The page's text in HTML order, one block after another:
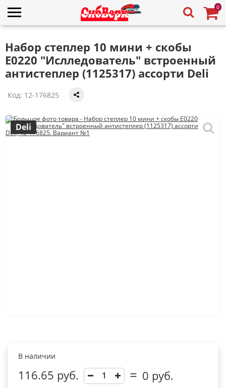
0
Набор степлер 10 мини + скобы
E0220 "Ислледователь" встроенный
антистеплер (1125317) ассорти Deli
Код: 12-176825
Deli
В наличии
116.65 руб. 0 руб.